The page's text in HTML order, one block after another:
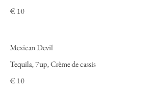
€ 10
Mexican Devil
Tequila, 7up, Crème de cassis
€ 10